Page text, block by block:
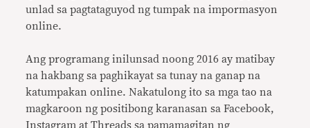
unlad sa pagtataguyod ng tumpak na impormasyon
online.
Ang programang inilunsad noong 2016 ay matibay
na hakbang sa paghikayat sa tunay na ganap na
katumpakan online. Nakatulong ito sa mga tao na
magkaroon ng positibong karanasan sa Facebook,
Instagram at Threads sa pamamagitan ng